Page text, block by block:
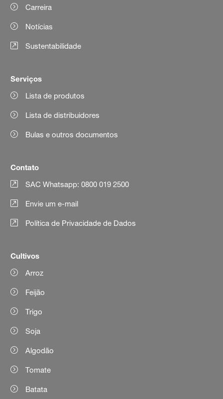
Carreira
Notícias
Sustentabilidade
Serviços
Lista de produtos
Lista de distribuidores
Bulas e outros documentos
Contato
SAC Whatsapp: 0800 019 2500
Envie um e-mail
Política de Privacidade de Dados
Cultivos
Arroz
Feijão
Trigo
Soja
Algodão
Tomate
Batata